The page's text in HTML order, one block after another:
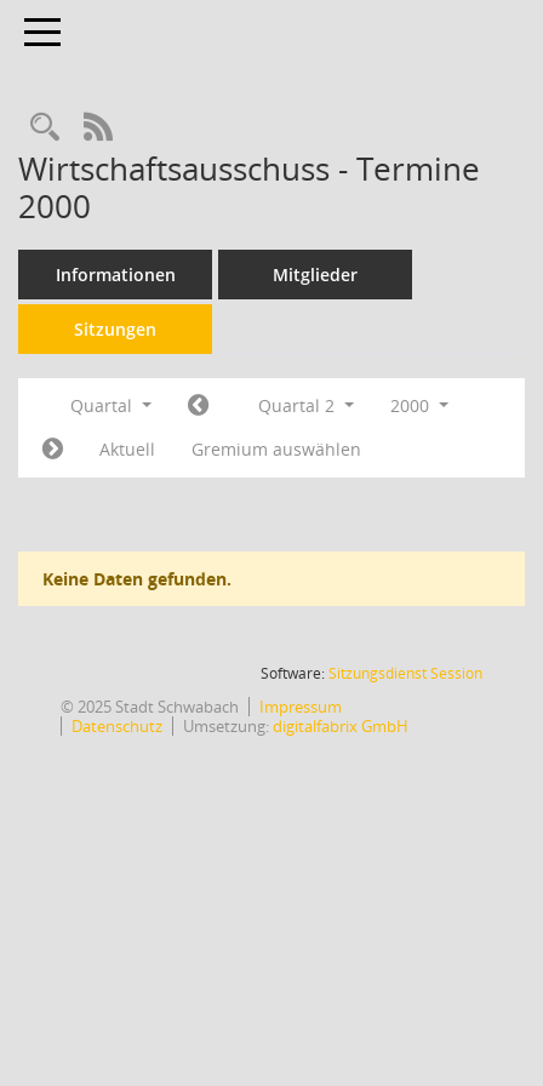
Toggle navigation
RSS-Feed
Wirtschaftsausschuss - Termine
2000
Informationen Mitglieder
Sitzungen
Quartal Quartal 2
2000
Aktuell
Gremium auswählen
Keine Daten gefunden.
Software:SitzungsdienstSession(Wird in
© 2025 Stadt Schwabach
Impressum
Datenschutz
Umsetzung:digitalfabrix GmbH